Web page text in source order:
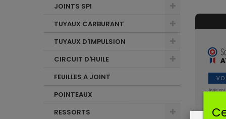
JOINTS SPI
TUYAUX CARBURANT
TUYAUX D'IMPULSION
CIRCUIT D'HUILE
FEUILLES A JOINT
POINTEAUX
RESSORTS
Avis